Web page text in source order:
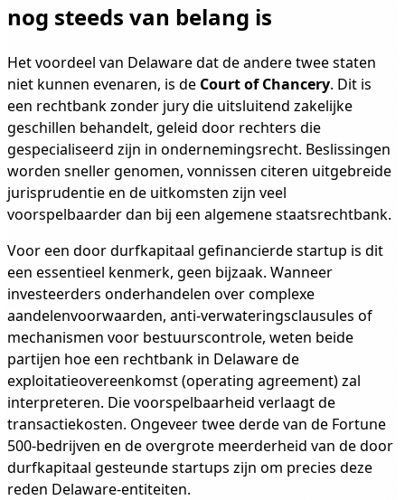
nog steeds van belang is
Het voordeel van Delaware dat de andere twee staten
niet kunnen evenaren, is de Court of Chancery. Dit is
een rechtbank zonder jury die uitsluitend zakelijke
geschillen behandelt, geleid door rechters die
gespecialiseerd zijn in ondernemingsrecht. Beslissingen
worden sneller genomen, vonnissen citeren uitgebreide
jurisprudentie en de uitkomsten zijn veel
voorspelbaarder dan bij een algemene staatsrechtbank.
Voor een door durfkapitaal gefinancierde startup is dit
een essentieel kenmerk, geen bijzaak. Wanneer
investeerders onderhandelen over complexe
aandelenvoorwaarden, anti-verwateringsclausules of
mechanismen voor bestuurscontrole, weten beide
partijen hoe een rechtbank in Delaware de
exploitatieovereenkomst (operating agreement) zal
interpreteren. Die voorspelbaarheid verlaagt de
transactiekosten. Ongeveer twee derde van de Fortune
500-bedrijven en de overgrote meerderheid van de door
durfkapitaal gesteunde startups zijn om precies deze
reden Delaware-entiteiten.